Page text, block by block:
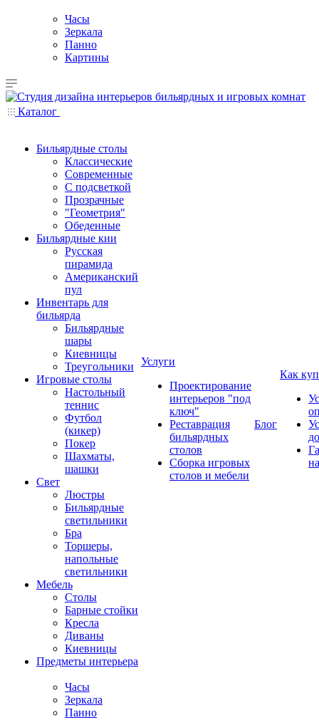
Часы
Зеркала
Панно
Картины
Каталог
Бильярдные столы
Классические
Современные
С подсветкой
Прозрачные
"Геометрия"
Обеденные
Бильярдные кии
Русская
пирамида
Американский
пул
Инвентарь для
бильярда
Бильярдные
шары
Киевницы
Треугольники
Игровые столы
Настольный
теннис
Футбол
(кикер)
Покер
Шахматы,
шашки
Свет
Люстры
Бильярдные
светильники
Бра
Торшеры,
напольные
светильники
Мебель
Столы
Барные стойки
Кресла
Диваны
Киевницы
Предметы интерьера
Часы
Зеркала
Панно
Услуги
Проектирование
интерьеров "под
ключ"
Реставрация
бильярдных
столов
Сборка игровых
столов и мебели
Блог
Как